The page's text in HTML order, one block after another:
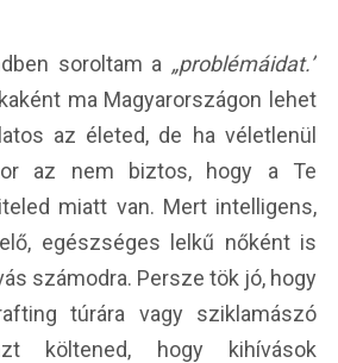
soroltam a „problémáidat.”
ma Magyarországon lehet
az életed, de ha véletlenül
az nem biztos, hogy a Te
miatt van. Mert intelligens,
egészséges lelkű nőként is
számodra. Persze tök jó, hogy
túrára vagy sziklamászó
költened, hogy kihívások